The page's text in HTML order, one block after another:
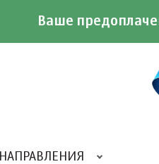
Ваше
НАПРАВЛЕНИЯ